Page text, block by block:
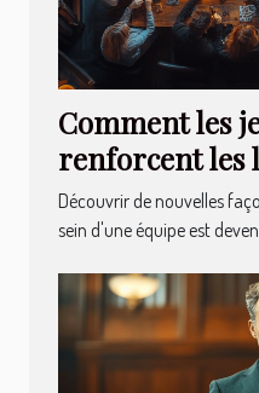
Comment les
renforcent les
Découvrir de nouvelles
sein d'une équipe est